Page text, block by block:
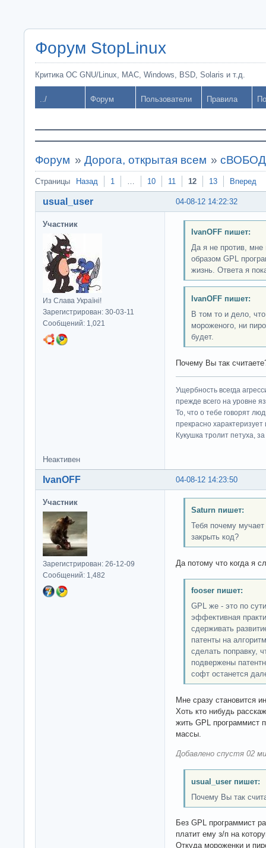
Форум StopLinux
Критика ОС GNU/Linux, MAC, Windows, BSD, Solaris и т.д.
../ Форум Пользователи Правила
Форум » Дорога, открытая всем »
Страницы Назад 1 … 10 11 12 13 Вперед
04-08-12 14:22:32
usual_user
Участник
Из Слава Україні!
Зарегистрирован: 30-03-11
Сообщений: 1,021
IvanOFF пишет:
Да я не против, мне
образом GPL
жизнь. Ответа я
IvanOFF пишет:
В том то и дело,
мороженого, ни
будет.
Почему Вы так
Ущербность всегда
прежде всего на уровне
То, что о тебе говорят
прекрасно характеризует
Кукушка тролит петуха,
Неактивен
04-08-12 14:23:50
IvanOFF
Участник
Зарегистрирован: 26-12-09
Сообщений: 1,482
Saturn пишет:
Тебя почему
закрыть код?
Да потому что когда я
fooser пишет:
GPL же - это по
эффективная
сдерживать
патенты на
сделать поправку,
подвержены
софт останется
Мне сразу становится
Хоть кто нибудь
жить GPL программист
массы.
Добавлено спустя 02
usual_user пишет:
Почему Вы так
Без GPL программист
платит ему з/п на
Откуда мороженки и